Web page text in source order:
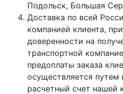
Подольск, Большая
Доставка по всей
компанией клиента,
доверенности на
транспортной
предоплаты заказа
осуществляется путем
расчетный счет нашей